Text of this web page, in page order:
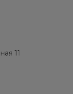
11